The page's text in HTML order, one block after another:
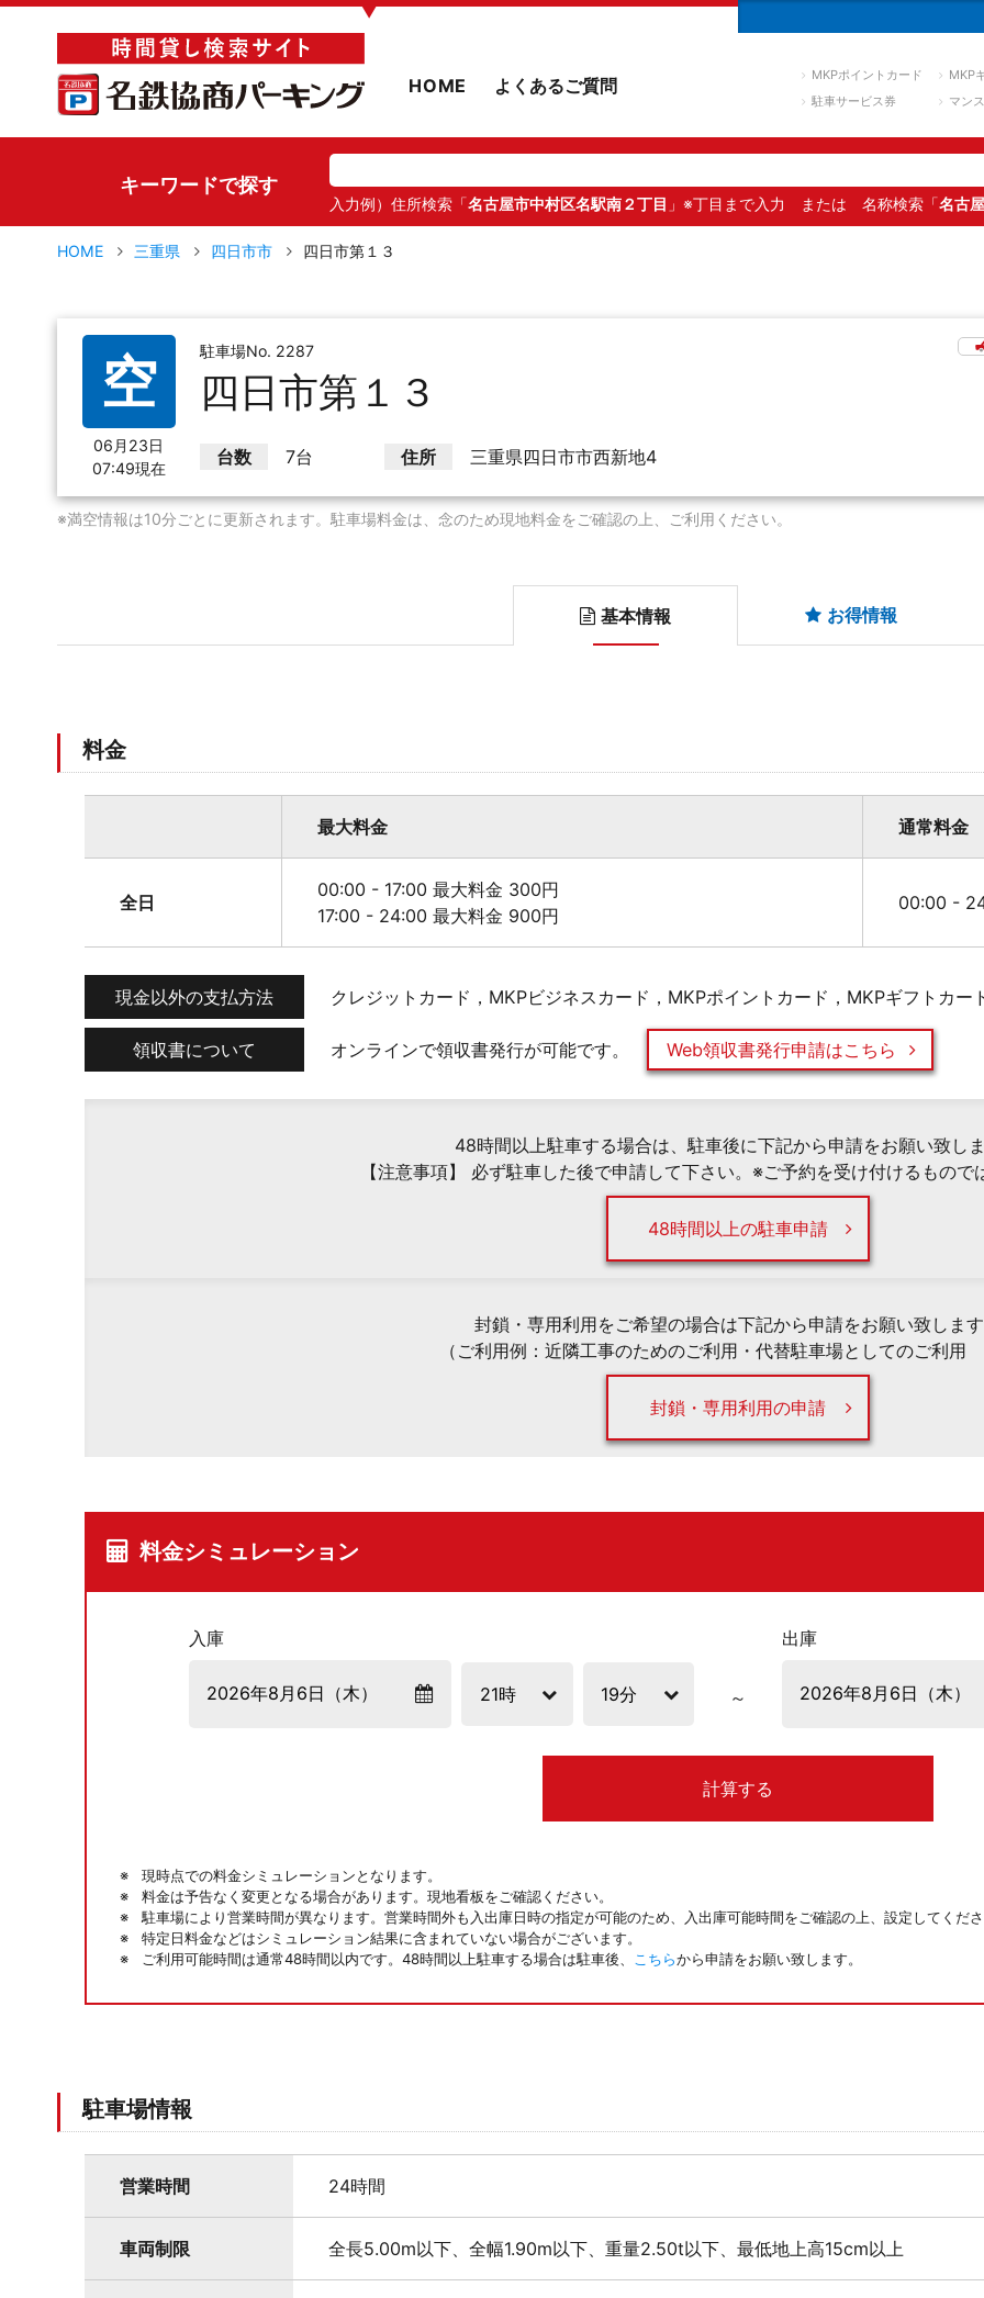
▼
HOME よくあるご質問 MKPポイントカード
MKP
駐車サービス券
マン
キーワードで探す
入力例）住所検索「名古屋市中村区名駅南２丁目 」※丁目まで入力 または 名称検索「名古
HOME 三重県 四日市市 四日市第１３
空
06月23日
07:49現在
駐車場No. 2287
四日市第１３
台数 7台 住所 三重県四日市市西新地4
※満空情報は10分ごとに更新されます。駐車場料金は、念のため現地料金をご確認の上、ご利用ください。
基本情報 お得情報
料金
最大料金 通常料金
全日
00:00 - 17:00 最大料金 300円
17:00 - 24:00 最大料金 900円
00:00 -
現金以外の支払方法 クレジットカード，MKPビジネスカード，MKPポイントカード，MKPギフトカー
領収書について オンラインで領収書発行が可能です。 Web領収書発行申請はこちら
48時間以上駐車する場合は、駐車後に下記から申請をお願い致し
【注意事項】 必ず駐車した後で申請して下さい。※ご予約を受け付けるもので
48時間以上の駐車申請
封鎖・専用利用をご希望の場合は下記から申請をお願い致しま
（ご利用例：近隣工事のためのご利用・代替駐車場としてのご利用
封鎖・専用利用の申請
料金シミュレーション
入庫 出庫
計算する
現時点での料金シミュレーションとなります。
料金は予告なく変更となる場合があります。現地看板をご確認ください。
駐車場により営業時間が異なります。営業時間外も入出庫日時の指定が可能のため、入出庫可能時間をご確認の上、設定してくだ
特定日料金などはシミュレーション結果に含まれていない場合がございます。
ご利用可能時間は通常48時間以内です。48時間以上駐車する場合は駐車後、
こちらから申請をお願い致します。
駐車場情報
営業時間 24時間
車両制限 全長5.00m以下、全幅1.90m以下、重量2.50t以下、最低地上高15cm以上